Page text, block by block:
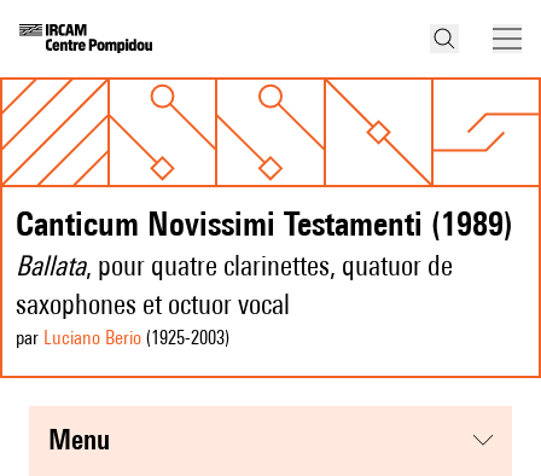
Canticum Novissimi Testamenti (1989)
Ballata, pour quatre clarinettes, quatuor de
saxophones et octuor vocal
par Luciano Berio (1925-2003)
menu